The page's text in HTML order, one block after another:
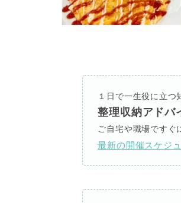
１日で一生役に立つ
整理収納アドバ
ご自宅や職場ですぐ
最新の開催スケジ